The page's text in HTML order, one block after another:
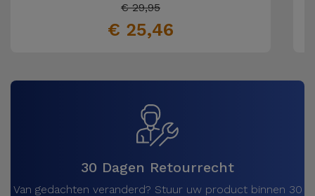
€ 29,95
€ 25,46
30 Dagen Retourrecht
Van gedachten veranderd? Stuur uw product binnen 30